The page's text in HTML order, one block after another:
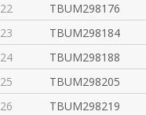
22 TBUM298176
23 TBUM298184
24 TBUM298188
25 TBUM298205
26 TBUM298219